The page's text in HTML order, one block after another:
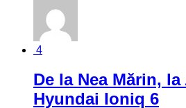
4
De la Nea Mărin,
Hyundai Ioniq 6